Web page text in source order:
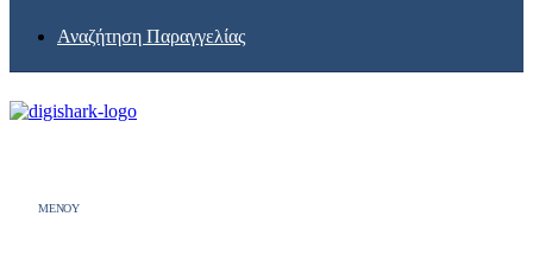
Αναζήτηση Παραγγελίας
MENOY